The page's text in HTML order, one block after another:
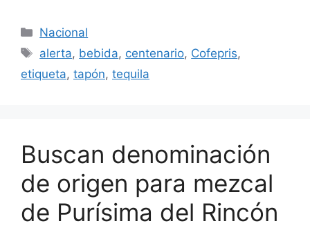
Categorías
Nacional
Etiquetas
alerta, bebida, centenario, Cofepris,
etiqueta, tapón, tequila
Buscan denominación
de origen para mezcal
de Purísima del Rincón